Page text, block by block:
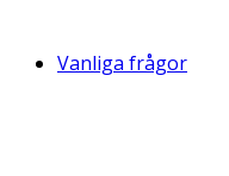
Vanliga frågor